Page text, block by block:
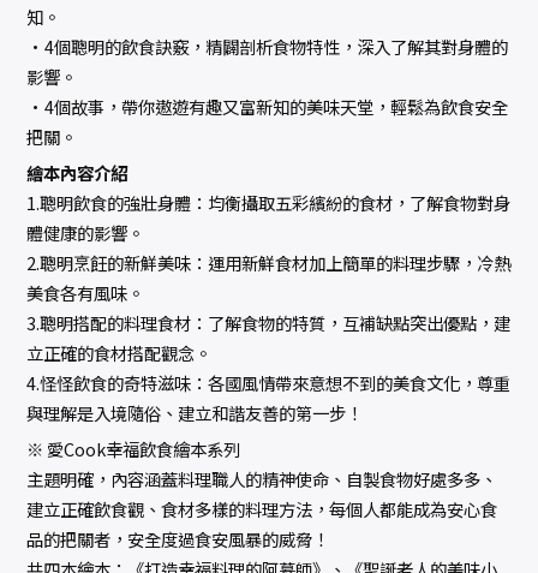
知。
•4個聰明的飲食訣竅，精闢剖析食物特性，深入了解其對身體的
影響。
•4個故事，帶你遨遊有趣又富新知的美味天堂，輕鬆為飲食安全
把關。
繪本內容介紹
1.聰明飲食的強壯身體：均衡攝取五彩繽紛的食材，了解食物對身
體健康的影響。
2.聰明烹飪的新鮮美味：運用新鮮食材加上簡單的料理步驟，冷熱
美食各有風味。
3.聰明搭配的料理食材：了解食物的特質，互補缺點突出優點，建
立正確的食材搭配觀念。
4.怪怪飲食的奇特滋味：各國風情帶來意想不到的美食文化，尊重
與理解是入境隨俗、建立和諧友善的第一步！
※ 愛Cook幸福飲食繪本系列
主題明確，內容涵蓋料理職人的精神使命、自製食物好處多多、
建立正確飲食觀、食材多樣的料理方法，每個人都能成為安心食
品的把關者，安全度過食安風暴的威脅！